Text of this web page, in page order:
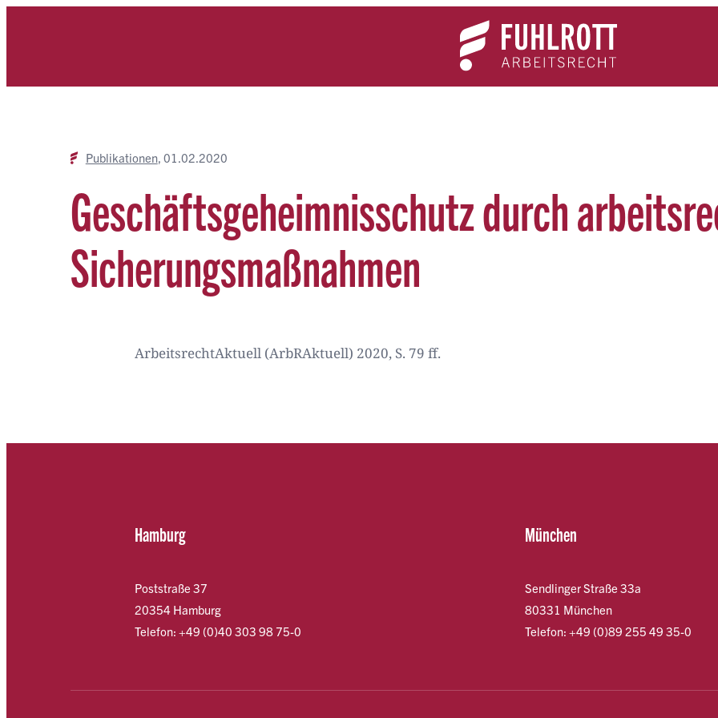
Expertise News
Publikationen 01.02.2020
Geschäftsgeheimnisschutz durch
Sicherungsmaßnahmen
ArbeitsrechtAktuell (ArbRAktuell) 2020, S. 79 ff.
Hamburg
Poststraße 37
20354 Hamburg
Telefon: +49 (0)40 303 98 75-0
München
Sendlinger Straße 33a
80331 München
Telefon: +49 (0)89 255 49 35-0